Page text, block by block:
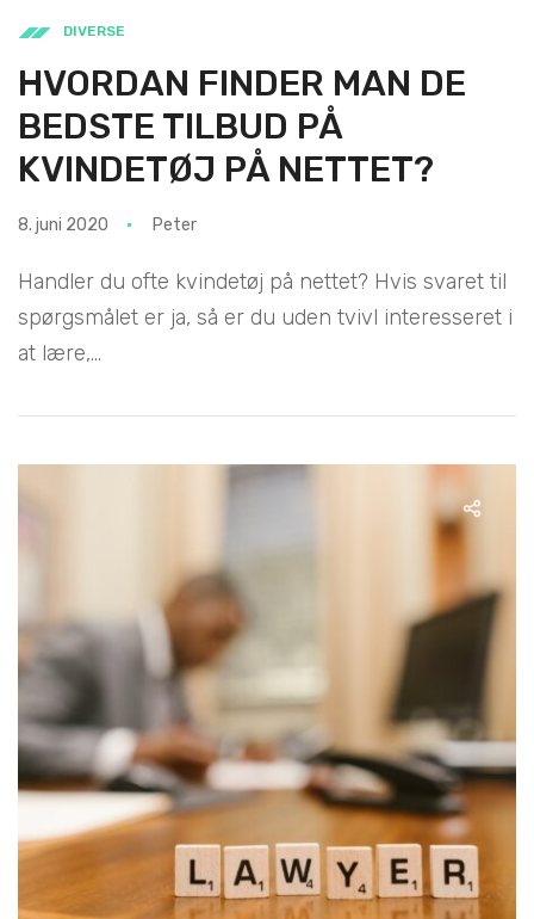
DIVERSE
HVORDAN FINDER MAN DE
BEDSTE TILBUD PÅ
KVINDETØJ PÅ NETTET?
8. juni 2020 Peter
Handler du ofte kvindetøj på nettet? Hvis svaret til
spørgsmålet er ja, så er du uden tvivl interesseret i
at lære,...